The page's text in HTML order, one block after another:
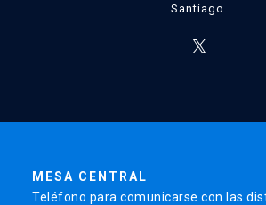
Santiago.
MESA CENTRAL
Teléfono para comunicarse con las